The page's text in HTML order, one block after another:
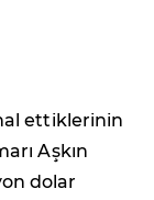
ettiklerinin
Aşkın
dolar